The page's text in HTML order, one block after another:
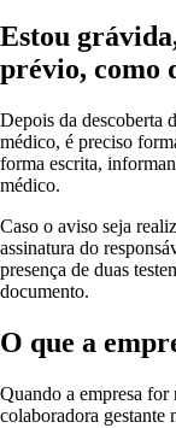
Estou
prévio, como
Depois da descoberta
médico, é preciso
forma escrita,
médico.
Caso o aviso seja
assinatura do
presença de duas
documento.
O que a
Quando a empresa
colaboradora gestante